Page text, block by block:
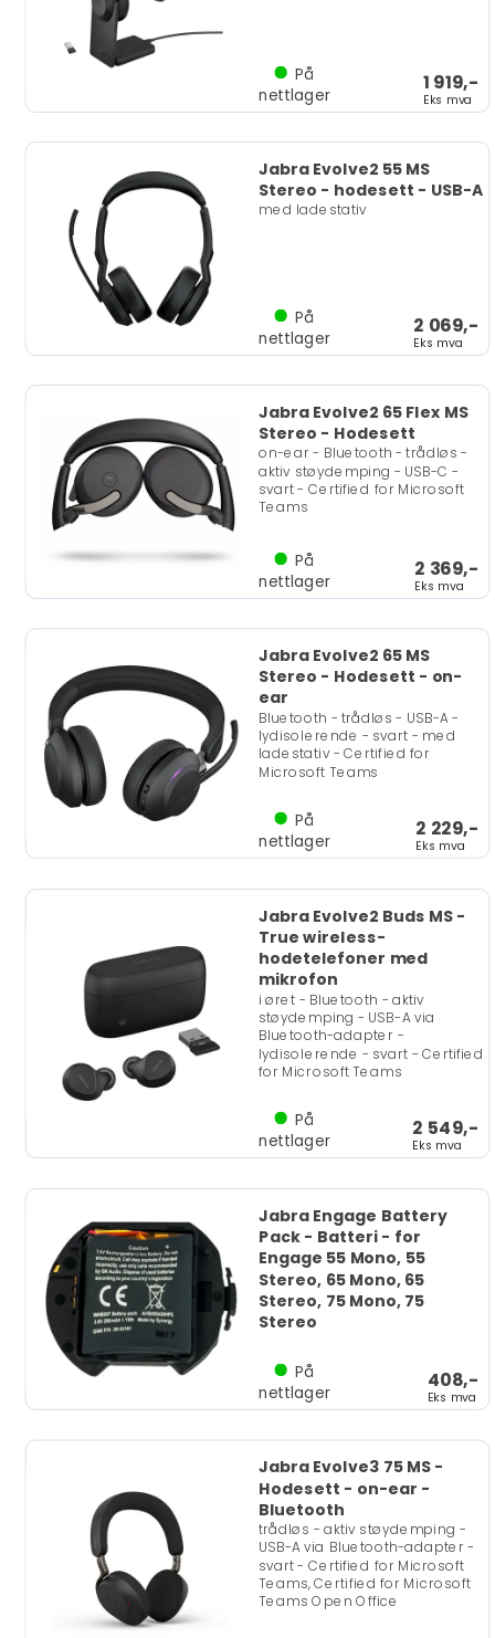
1 919,-
Eks mva
På
nettlager
Jabra Evolve2 55 MS
Stereo - hodesett - USB-A
med ladestativ
2 069,-
Eks mva
På
nettlager
Jabra Evolve2 65 Flex MS
Stereo - Hodesett
on-ear - Bluetooth - trådløs -
aktiv støydemping - USB-C -
svart - Certified for Microsoft
Teams
2 369,-
Eks mva
På
nettlager
Jabra Evolve2 65 MS
Stereo - Hodesett - on-
ear
Bluetooth - trådløs - USB-A -
lydisolerende - svart - med
ladestativ - Certified for
Microsoft Teams
2 229,-
Eks mva
På
nettlager
Jabra Evolve2 Buds MS -
True wireless-
hodetelefoner med
mikrofon
i øret - Bluetooth - aktiv
støydemping - USB-A via
Bluetooth-adapter -
lydisolerende - svart - Certified
for Microsoft Teams
2 549,-
Eks mva
På
nettlager
Jabra Engage Battery
Pack - Batteri - for
Engage 55 Mono, 55
Stereo, 65 Mono, 65
Stereo, 75 Mono, 75
Stereo
408,-
Eks mva
På
nettlager
Jabra Evolve3 75 MS -
Hodesett - on-ear -
Bluetooth
trådløs - aktiv støydemping -
USB-A via Bluetooth-adapter -
svart - Certified for Microsoft
Teams, Certified for Microsoft
Teams Open Office